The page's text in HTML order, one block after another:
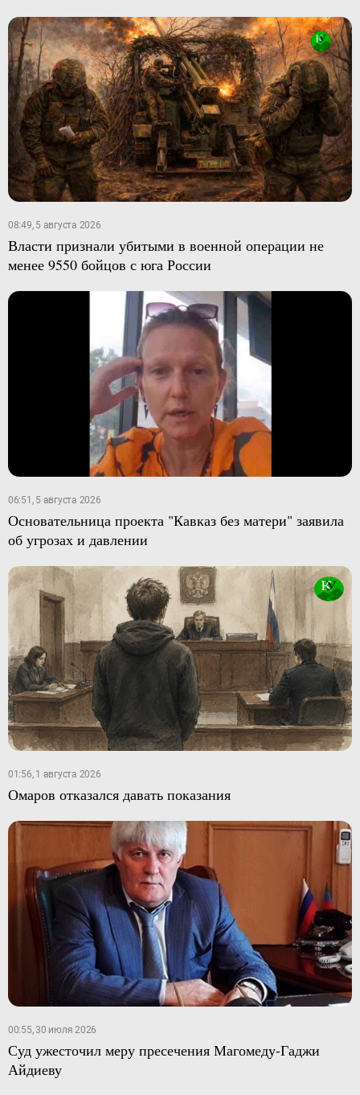
08:49, 5 августа 2026
Власти признали убитыми в военной операции не
менее 9550 бойцов с юга России
06:51, 5 августа 2026
Основательница проекта "Кавказ без матери" заявила
об угрозах и давлении
01:56, 1 августа 2026
Омаров отказался давать показания
00:55, 30 июля 2026
Суд ужесточил меру пресечения Магомеду-Гаджи
Айдиеву